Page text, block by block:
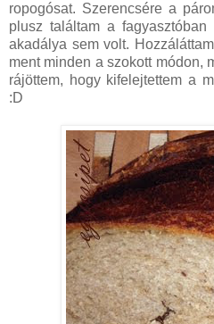
ropogósat. Szerencsére a
plusz találtam a
akadálya sem volt.
ment minden a szokott módon,
rájöttem, hogy kifelejtettem a
:D